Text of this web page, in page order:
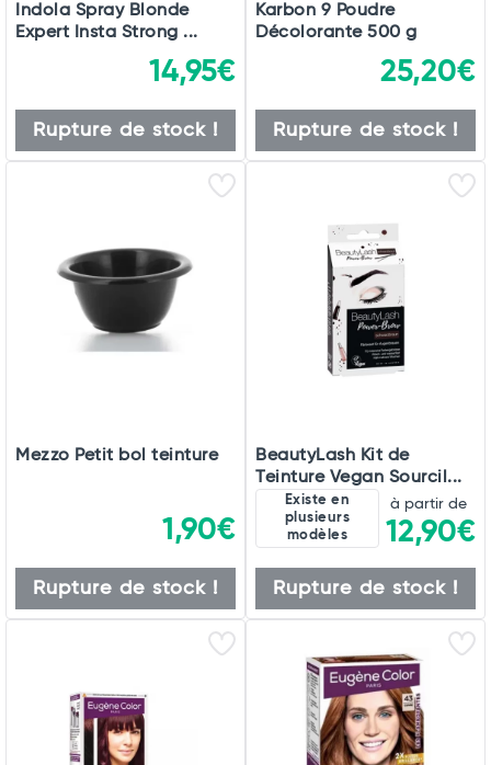
Indola Spray Blonde
Expert Insta Strong ...
14,95€
Rupture de stock !
Karbon 9 Poudre
Décolorante 500 g
25,20€
Rupture de stock !
Mezzo Petit bol teinture
1,90€
Rupture de stock !
BeautyLash Kit de
Teinture Vegan Sourcil...
Existe en
plusieurs
modèles
à partir de
12,90€
Rupture de stock !